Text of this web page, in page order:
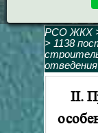
РСО ЖКХ
> 1138
отведения
II.